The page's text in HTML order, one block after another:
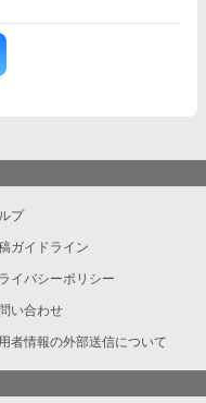
プ
ガイドライン
イバシーポリシー
い合わせ
者情報の外部送信について